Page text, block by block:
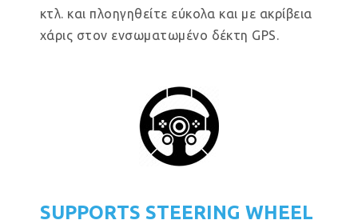
κτλ. και πλοηγηθείτε εύκολα και με ακρίβεια
χάρις στον ενσωματωμένο δέκτη GPS.
SUPPORTS STEERING WHEEL